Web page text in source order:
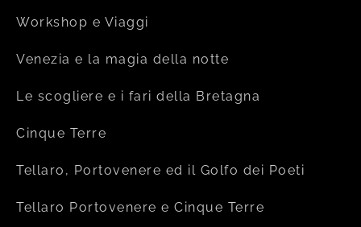
Workshop e Viaggi
Venezia e la magia della notte
Le scogliere e i fari della Bretagna
Cinque Terre
Tellaro, Portovenere ed il Golfo dei Poeti
Tellaro Portovenere e Cinque Terre